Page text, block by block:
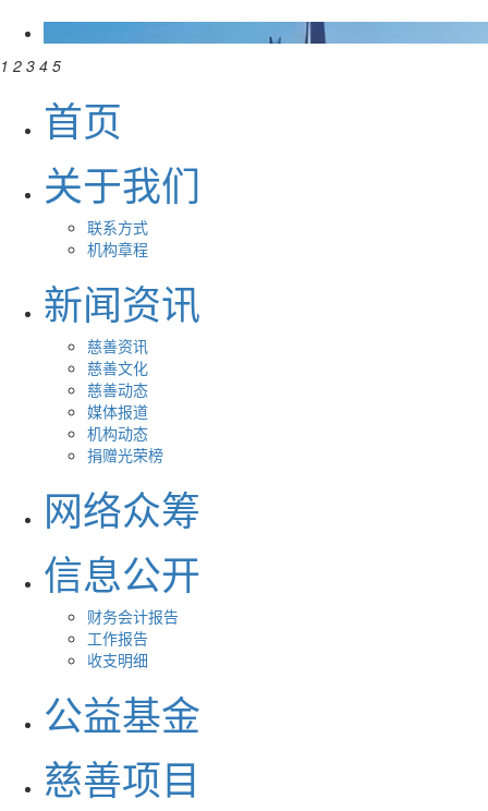
1 2 3 4 5
首页
关于我们
联系方式
机构章程
新闻资讯
慈善资讯
慈善文化
慈善动态
媒体报道
机构动态
捐赠光荣榜
网络众筹
信息公开
财务会计报告
工作报告
收支明细
公益基金
慈善项目